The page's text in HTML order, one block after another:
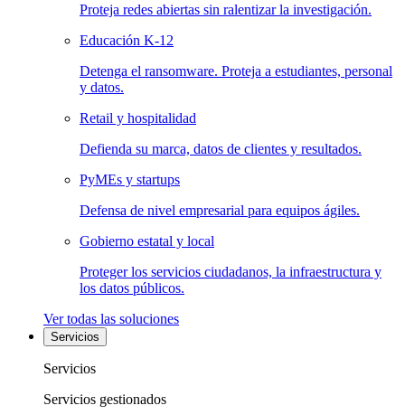
Proteja redes abiertas sin ralentizar la investigación.
Educación K-12
Detenga el ransomware. Proteja a estudiantes, personal
y datos.
Retail y hospitalidad
Defienda su marca, datos de clientes y resultados.
PyMEs y startups
Defensa de nivel empresarial para equipos ágiles.
Gobierno estatal y local
Proteger los servicios ciudadanos, la infraestructura y
los datos públicos.
Ver todas las soluciones
Servicios
Servicios
Servicios gestionados